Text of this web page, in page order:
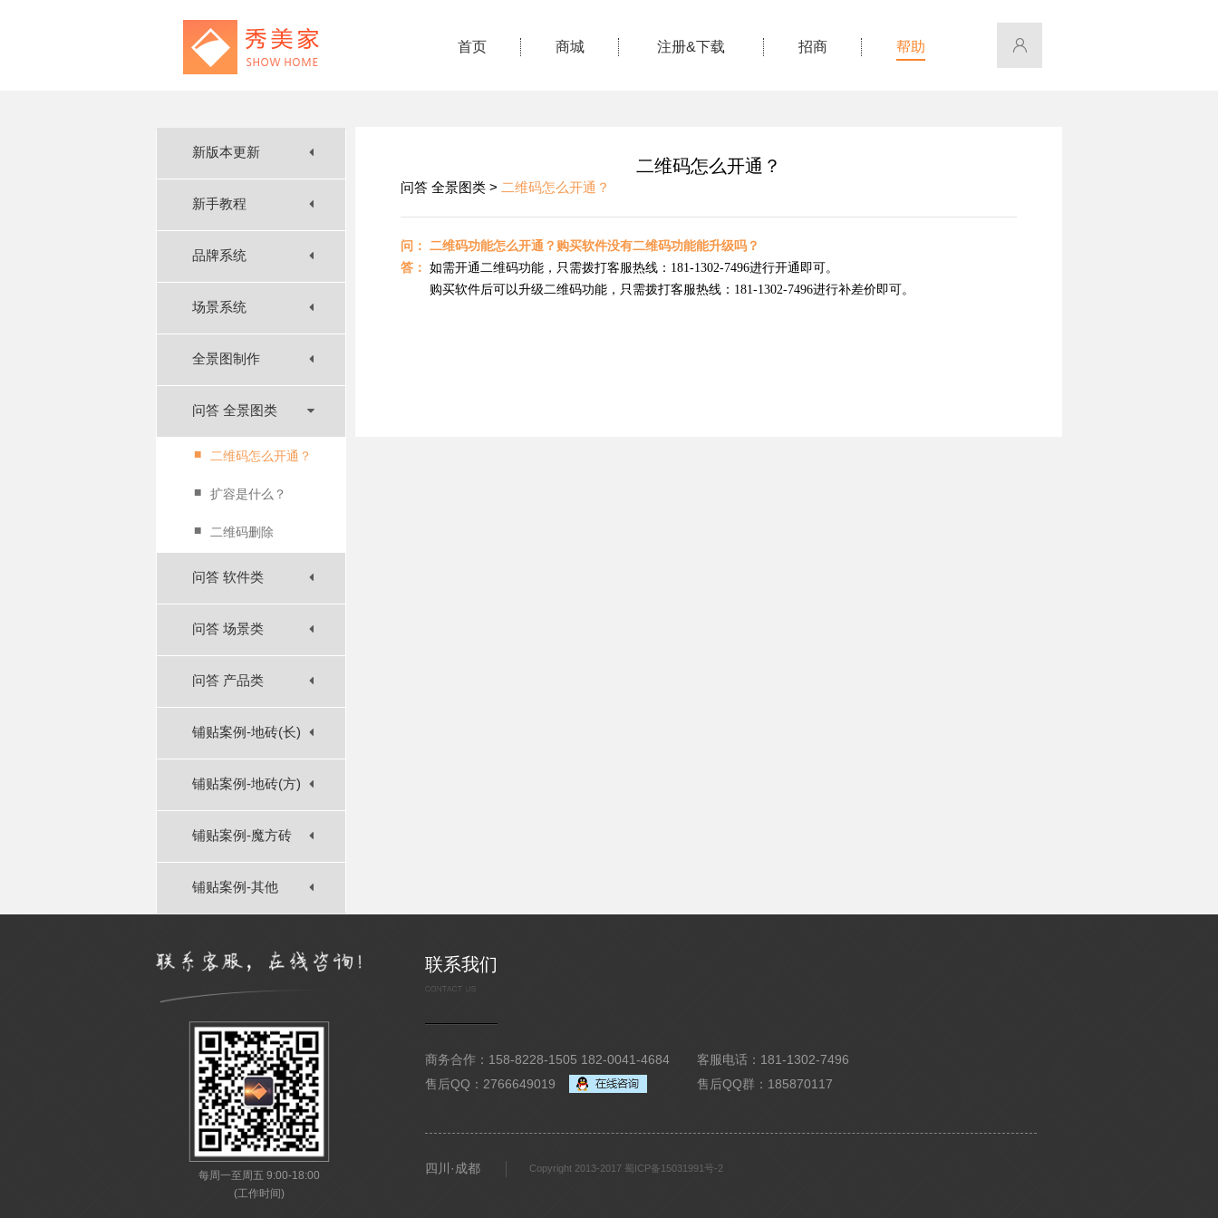
首页 商城 注册&下载 招商 帮助
新版本更新
新手教程
品牌系统
场景系统
全景图制作
问答 全景图类
■ 二维码怎么开通？
■ 扩容是什么？
■ 二维码删除
问答 软件类
问答 场景类
问答 产品类
铺贴案例-地砖(长)
铺贴案例-地砖(方)
铺贴案例-魔方砖
铺贴案例-其他
二维码怎么开通？
问答 全景图类 > 二维码怎么开通？
问： 二维码功能怎么开通？购买软件没有二维码功能能升级吗？
答： 如需开通二维码功能，只需拨打客服热线： 181-1302-7496进行开通即可。
购买软件后可以升级二维码功能，只需拨打客服热线： 181-1302-7496进行补差价即可。
每周一至周五 9:00-18:00
(工作时间)
联系我们
商务合作：158-8228-1505 182-0041-4684
客服电话：181-1302-7496
售后QQ：2766649019
售后QQ群：185870117
四川·成都 Copyright 2013-2017 蜀ICP备15031991号-2